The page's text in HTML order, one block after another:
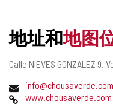
地址和地图
邮
地
址
Calle NIEVES GONZALEZ 9.
电
子
info@chousaverde.com
网
www.chousaverde.com